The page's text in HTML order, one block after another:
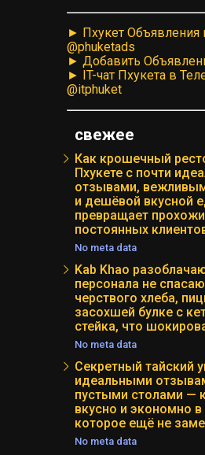
► Пхукет Объявления
@phuketads
► Добавить
► IT-чат Пхукета в
@itphuket
свежее
Как крошечный
Пхукете с почти
отзывами,
и дешёвой вкусной
превращает
постоянных
No meta data
Kab Khao
персонала не
черствого хлеба,
засохшей булке с
стейка, что
No meta data
Секретный тайский
идеальными
пустыми столами —
вкусно и экономно в
которое ещё не
No meta data